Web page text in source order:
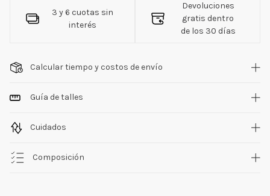
3 y 6 cuotas sin
interés
Devoluciones
gratis dentro
de los 30 días
Calcular tiempo y costos de envío
Guía de talles
Cuidados
Composición